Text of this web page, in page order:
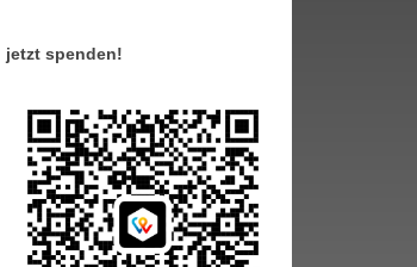
jetzt spenden!